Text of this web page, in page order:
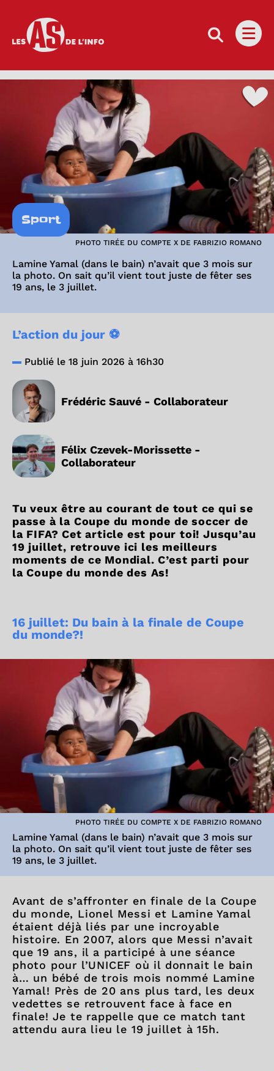
Les as de l'info
Sport
PHOTO TIRÉE DU COMPTE X DE FABRIZIO ROMANO
Lamine Yamal (dans le bain) n’avait que 3 mois sur
la photo. On sait qu’il vient tout juste de fêter ses
19 ans, le 3 juillet.
L’action du jour ⚽️
Publié le 18 juin 2026 à 16h30
Frédéric Sauvé - Collaborateur
Félix Czevek-Morissette -
Collaborateur
Tu veux être au courant de tout ce qui se
passe à la Coupe du monde de soccer de
la FIFA? Cet article est pour toi! Jusqu’au
19 juillet, retrouve ici les meilleurs
moments de ce Mondial. C’est parti pour
la Coupe du monde des As!
16 juillet: Du bain à la finale de Coupe
du monde?!
PHOTO TIRÉE DU COMPTE X DE FABRIZIO ROMANO
Lamine Yamal (dans le bain) n’avait que 3 mois sur
la photo. On sait qu’il vient tout juste de fêter ses
19 ans, le 3 juillet.
Avant de s’affronter en finale de la Coupe
du monde, Lionel Messi et Lamine Yamal
étaient déjà liés par une incroyable
histoire. En 2007, alors que Messi n’avait
que 19 ans, il a participé à une séance
photo pour l’UNICEF où il donnait le bain
à… un bébé de trois mois nommé Lamine
Yamal! Près de 20 ans plus tard, les deux
vedettes se retrouvent face à face en
finale! Je te rappelle que ce match tant
attendu aura lieu le 19 juillet à 15h.